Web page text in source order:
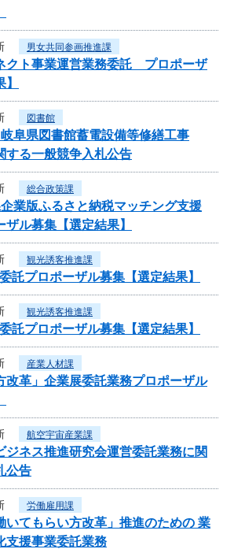
男女共同参画推進課
クト事業運営業務委託 プロポーザ
図書館
岐阜県図書館蓄電設備等修繕工事
する一般競争入札公告
総合政策課
業版ふるさと納税マッチング支援
ル募集【選定結果】
観光誘客推進課
託プロポーザル募集【選定結果】
観光誘客推進課
託プロポーザル募集【選定結果】
産業人材課
改革」企業展委託業務プロポーザル
航空宇宙産業課
ジネス推進研究会運営委託業務に関
公告
労働雇用課
いてもらい方改革」推進のための 業
支援事業委託業務